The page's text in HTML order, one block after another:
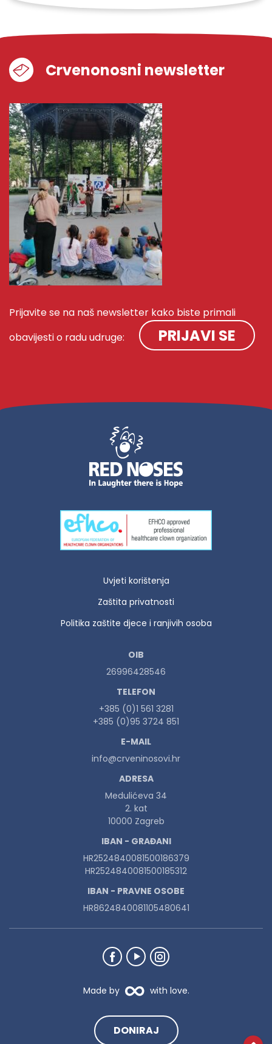
Crvenonosni newsletter
Prijavite se na naš newsletter kako biste primali
obavijesti o radu udruge:
PRIJAVI SE
Uvjeti korištenja
Zaštita privatnosti
Politika zaštite djece i ranjivih osoba
OIB
26996428546
TELEFON
+385 (0)1 561 3281
+385 (0)95 3724 851
E-MAIL
info@crveninosovi.hr
ADRESA
Medulićeva 34
2. kat
10000 Zagreb
IBAN - GRAĐANI
HR2524840081500186379
HR2524840081500185312
IBAN - PRAVNE OSOBE
HR8624840081105480641
Made by with love.
DONIRAJ